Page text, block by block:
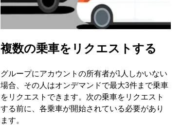
複数の乗車をリクエストする
グループにアカウントの所有者が1人しかいない
場合、その人はオンデマンドで最大3件まで乗車
をリクエストできます。次の乗車をリクエスト
する前に、各乗車が開始されている必要があり
ます。